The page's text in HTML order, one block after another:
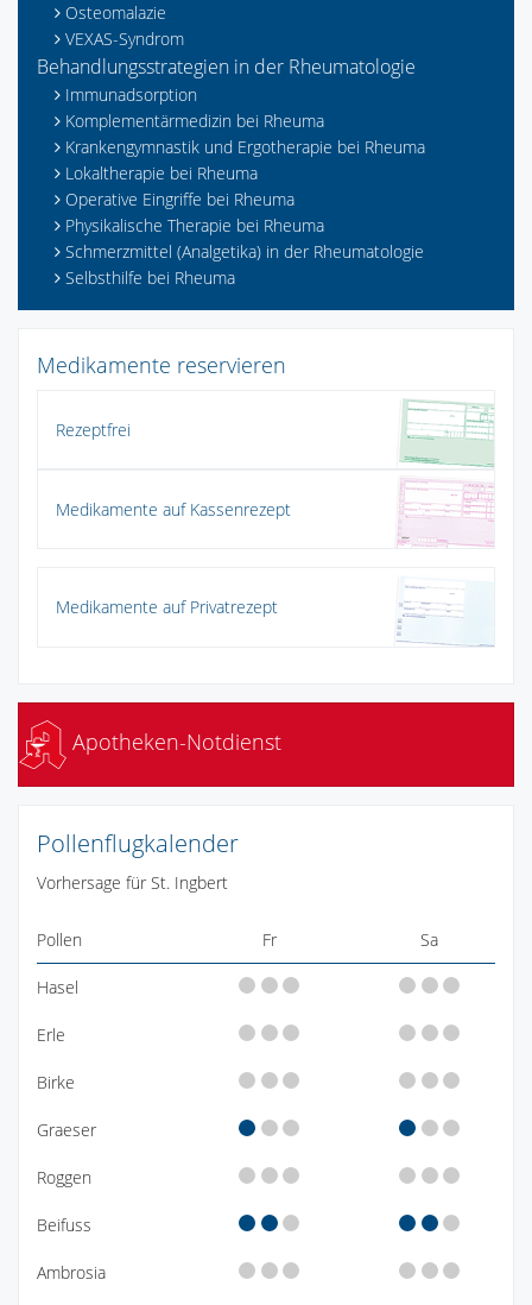
Osteomalazie
VEXAS-Syndrom
Behandlungsstrategien in der Rheumatologie
Immunadsorption
Komplementärmedizin bei Rheuma
Krankengymnastik und Ergotherapie bei Rheuma
Lokaltherapie bei Rheuma
Operative Eingriffe bei Rheuma
Physikalische Therapie bei Rheuma
Schmerzmittel (Analgetika) in der Rheumatologie
Selbsthilfe bei Rheuma
Medikamente reservieren
Rezeptfrei
Medikamente auf Kassenrezept
Medikamente auf Privatrezept
Apotheken-Notdienst
Pollenflugkalender
Vorhersage für St. Ingbert
Pollen Fr Sa
Hasel
Erle
Birke
Graeser
Roggen
Beifuss
Ambrosia